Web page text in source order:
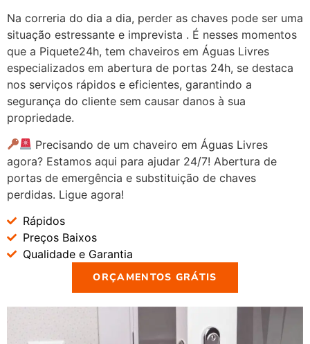
Na correria do dia a dia, perder as chaves pode ser uma
situação estressante e imprevista . É nesses momentos
que a Piquete24h, tem chaveiros em Águas Livres
especializados em abertura de portas 24h, se destaca
nos serviços rápidos e eficientes, garantindo a
segurança do cliente sem causar danos à sua
propriedade.
Precisando de um chaveiro em Águas Livres
agora? Estamos aqui para ajudar 24/7! Abertura de
portas de emergência e substituição de chaves
perdidas. Ligue agora!
Rápidos
Preços Baixos
Qualidade e Garantia
ORÇAMENTOS GRÁTIS